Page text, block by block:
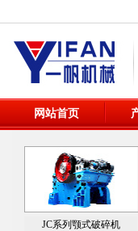
网站首页
JC系列颚式破碎机